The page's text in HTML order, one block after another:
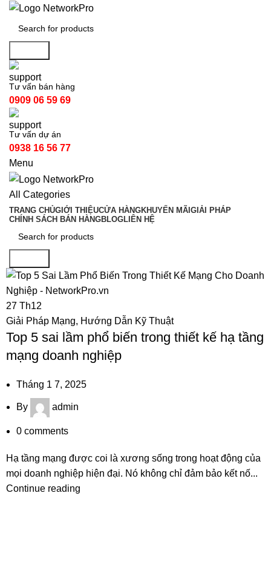
Tư vấn bán hàng
0909 06 59 69
Tư vấn dự án
0938 16 56 77
Menu
All Categories
TRANG CHỦGIỚI THIỆUCỬA HÀNGKHUYẾN MÃIGIẢI PHÁP
CHÍNH SÁCH BÁN HÀNGBLOGLIÊN HỆ
27 Th12
Giải Pháp Mạng, Hướng Dẫn Kỹ Thuật
Top 5 sai lầm phổ biến trong thiết kế hạ tầng
mạng doanh nghiệp
Tháng 1 7, 2025
By admin
0 comments
Hạ tầng mạng được coi là xương sống trong hoạt động của
mọi doanh nghiệp hiện đại. Nó không chỉ đảm bảo kết nố...
Continue reading